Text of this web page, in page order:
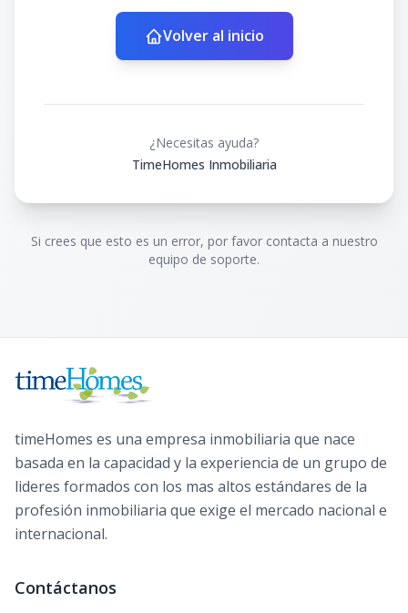
Volver al inicio
¿Necesitas ayuda?
TimeHomes Inmobiliaria
Si crees que esto es un error, por favor contacta a nuestro
equipo de soporte.
timeHomes es una empresa inmobiliaria que nace
basada en la capacidad y la experiencia de un grupo de
lideres formados con los mas altos estándares de la
profesión inmobiliaria que exige el mercado nacional e
internacional.
Contáctanos